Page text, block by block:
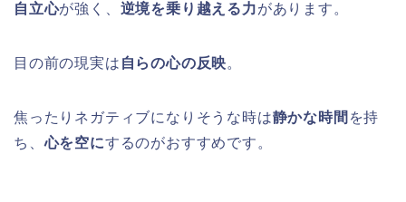
自立心が強く、 逆境を乗り越える力があります。
目の前の現実は 自らの心の反映。
焦ったりネガティブになりそうな時は静かな時間 を持
ち、心を空にするのがおすすめです。